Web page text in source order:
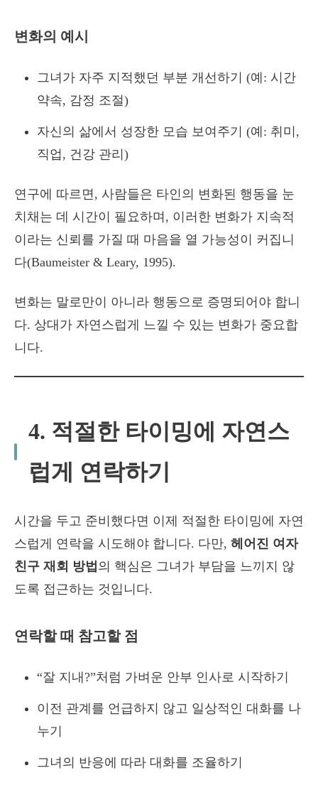
변화의 예시
그녀가 자주 지적했던 부분 개선하기 (예: 시간
약속, 감정 조절)
자신의 삶에서 성장한 모습 보여주기 (예: 취미,
직업, 건강 관리)
연구에 따르면, 사람들은 타인의 변화된 행동을 눈
치채는 데 시간이 필요하며, 이러한 변화가 지속적
이라는 신뢰를 가질 때 마음을 열 가능성이 커집니
다(Baumeister & Leary, 1995).
변화는 말로만이 아니라 행동으로 증명되어야 합니
다. 상대가 자연스럽게 느낄 수 있는 변화가 중요합
니다.
4. 적절한 타이밍에 자연스
럽게 연락하기
시간을 두고 준비했다면 이제 적절한 타이밍에 자연
스럽게 연락을 시도해야 합니다. 다만, 헤어진 여자
친구 재회 방법 의 핵심은 그녀가 부담을 느끼지 않
도록 접근하는 것입니다.
연락할 때 참고할 점
“잘 지내?”처럼 가벼운 안부 인사로 시작하기
이전 관계를 언급하지 않고 일상적인 대화를 나
누기
그녀의 반응에 따라 대화를 조율하기